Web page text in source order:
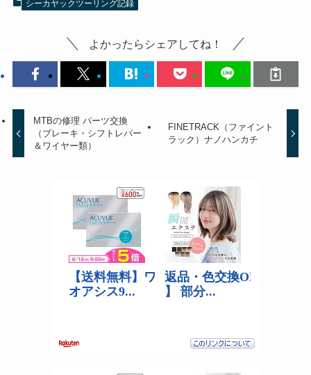
シーカヤックツーリング記録
よかったらシェアしてね！
MTBの修理 パーツ交換
（ブレーキ・シフトレバー
＆ワイヤー類）
FINETRACK（ファイント
ラック）ナノハンカチ